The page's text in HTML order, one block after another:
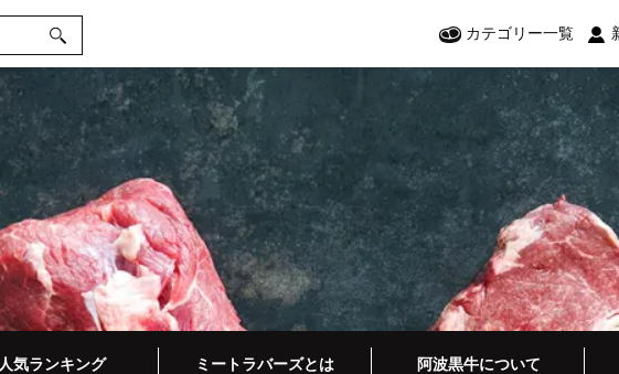
カテゴリー一覧
人気ランキング ミートラバーズとは 阿波黒牛について